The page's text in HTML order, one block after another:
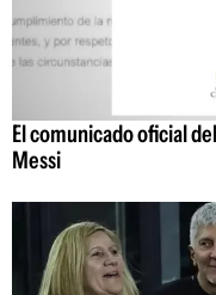
El comunicado oficial
Messi